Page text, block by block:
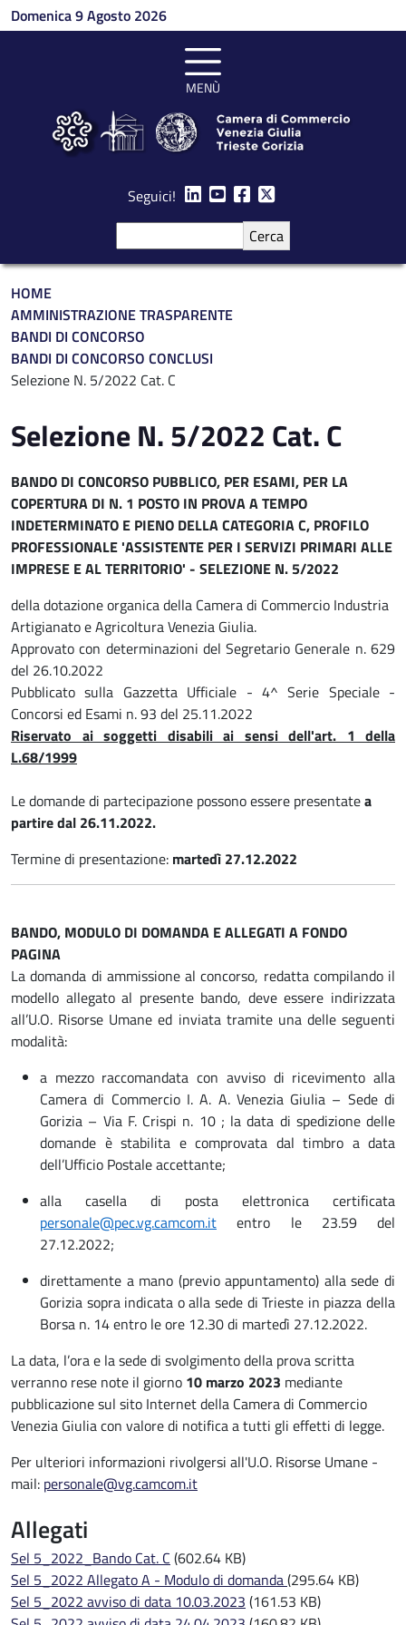
Salta al contenuto principale
Domenica 9 Agosto 2026
MENÙ
Seguici!
Briciole di pane
HOME
AMMINISTRAZIONE TRASPARENTE
BANDI DI CONCORSO
BANDI DI CONCORSO CONCLUSI
Selezione N. 5/2022 Cat. C
Selezione N. 5/2022 Cat. C
BANDO DI CONCORSO PUBBLICO, PER ESAMI, PER LA
COPERTURA DI N. 1 POSTO IN PROVA A TEMPO
INDETERMINATO E PIENO DELLA CATEGORIA C, PROFILO
PROFESSIONALE 'ASSISTENTE PER I SERVIZI PRIMARI ALLE
IMPRESE E AL TERRITORIO' - SELEZIONE N. 5/2022
della dotazione organica della Camera di Commercio Industria
Artigianato e Agricoltura Venezia Giulia.
Approvato con determinazioni del Segretario Generale n. 629
del 26.10.2022
Pubblicato sulla Gazzetta Ufficiale - 4^ Serie Speciale -
Concorsi ed Esami n. 93 del 25.11.2022
Riservato ai soggetti disabili ai sensi dell'art. 1 della
L.68/1999
Le domande di partecipazione possono essere presentatea
partire dal 26.11.2022.
Termine di presentazione: martedì 27.12.2022
BANDO, MODULO DI DOMANDA E ALLEGATI A FONDO
PAGINA
La domanda di ammissione al concorso, redatta compilando il
modello allegato al presente bando, deve essere indirizzata
all’U.O. Risorse Umane ed inviata tramite una delle seguenti
modalità:
a mezzo raccomandata con avviso di ricevimento alla
Camera di Commercio I. A. A. Venezia Giulia – Sede di
Gorizia – Via F. Crispi n. 10 ; la data di spedizione delle
domande è stabilita e comprovata dal timbro a data
dell’Ufficio Postale accettante;
alla casella di posta elettronica certificata
personale@pec.vg.camcom.it entro le 23.59 del
27.12.2022;
direttamente a mano (previo appuntamento) alla sede di
Gorizia sopra indicata o alla sede di Trieste in piazza della
Borsa n. 14 entro le ore 12.30 di martedì 27.12.2022.
La data, l’ora e la sede di svolgimento della prova scritta
verranno rese note il giorno 10 marzo 2023 mediante
pubblicazione sul sito Internet della Camera di Commercio
Venezia Giulia con valore di notifica a tutti gli effetti di legge.
Per ulteriori informazioni rivolgersi all'U.O. Risorse Umane -
mail: personale@vg.camcom.it
Allegati
Sel 5_2022_Bando Cat. C (602.64 KB)
Sel 5_2022 Allegato A - Modulo di domanda(295.64 KB)
Sel 5_2022 avviso di data 10.03.2023 (161.53 KB)